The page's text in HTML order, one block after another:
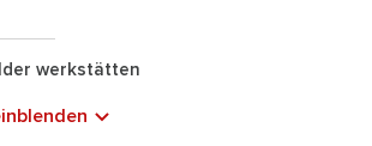
werkstätten